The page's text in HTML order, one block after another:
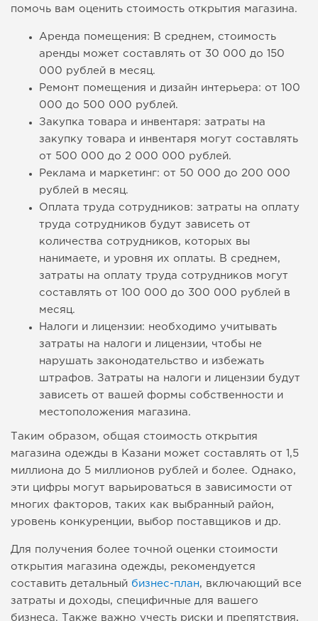
помочь вам оценить стоимость открытия магазина.
Аренда помещения: В среднем, стоимость
аренды может составлять от 30 000 до 150
000 рублей в месяц.
Ремонт помещения и дизайн интерьера: от 100
000 до 500 000 рублей.
Закупка товара и инвентаря: затраты на
закупку товара и инвентаря могут составлять
от 500 000 до 2 000 000 рублей.
Реклама и маркетинг: от 50 000 до 200 000
рублей в месяц.
Оплата труда сотрудников: затраты на оплату
труда сотрудников будут зависеть от
количества сотрудников, которых вы
нанимаете, и уровня их оплаты. В среднем,
затраты на оплату труда сотрудников могут
составлять от 100 000 до 300 000 рублей в
месяц.
Налоги и лицензии: необходимо учитывать
затраты на налоги и лицензии, чтобы не
нарушать законодательство и избежать
штрафов. Затраты на налоги и лицензии будут
зависеть от вашей формы собственности и
местоположения магазина.
Таким образом, общая стоимость открытия
магазина одежды в Казани может составлять от 1,5
миллиона до 5 миллионов рублей и более. Однако,
эти цифры могут варьироваться в зависимости от
многих факторов, таких как выбранный район,
уровень конкуренции, выбор поставщиков и др.
Для получения более точной оценки стоимости
открытия магазина одежды, рекомендуется
составить детальный бизнес-план, включающий все
затраты и доходы, специфичные для вашего
бизнеса. Также важно учесть риски и препятствия,